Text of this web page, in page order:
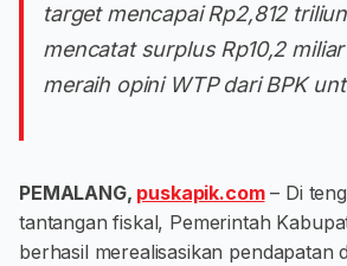
target mencapai Rp2,812
mencatat surplus Rp10,2
meraih opini WTP dari BPK
PEMALANG, puskapik.com– Di
tantangan fiskal, Pemerintah
berhasil merealisasikan pendapatan